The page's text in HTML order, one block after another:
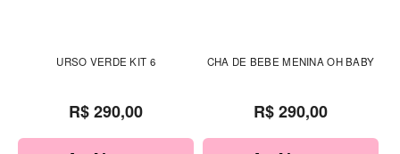
URSO VERDE KIT 6
R$ 290,00
CHA DE BEBE MENINA OH BABY
R$ 290,00